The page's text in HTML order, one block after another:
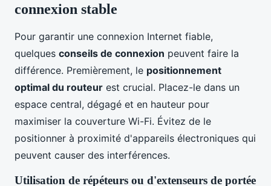
connexion stable
Pour garantir une connexion Internet fiable,
quelques conseils de connexion peuvent faire la
différence. Premièrement, le positionnement
optimal du routeur est crucial. Placez-le dans un
espace central, dégagé et en hauteur pour
maximiser la couverture Wi-Fi. Évitez de le
positionner à proximité d'appareils électroniques qui
peuvent causer des interférences.
Utilisation de répéteurs ou d'extenseurs de portée